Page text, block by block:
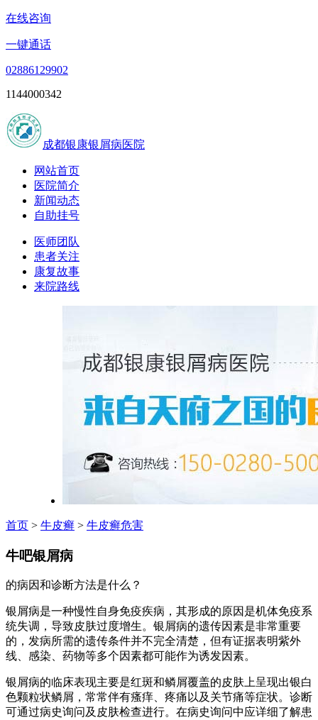
在线咨询
一键通话
02886129902
1144000342
成都银康银屑病医院
网站首页
医院简介
新闻动态
自助挂号
医师团队
患者关注
康复故事
来院路线
首页 > 牛皮癣 > 牛皮癣危害
牛吧银屑病
的病因和诊断方法是什么？
银屑病是一种慢性自身免疫疾病，其形成的原因是机体免疫系
统失调，导致皮肤过度增生。银屑病的遗传因素是非常重要
的，发病所需的遗传条件并不完全清楚，但有证据表明紫外
线、感染、药物等多个因素都可能作为诱发因素。
银屑病的临床表现主要是红斑和鳞屑覆盖的皮肤上呈现出银白
色颗粒状鳞屑，常常伴有瘙痒、疼痛以及关节痛等症状。诊断
可通过病史询问及皮肤检查进行。在病史询问中应详细了解患